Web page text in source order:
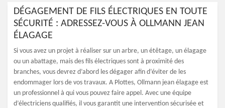
DÉGAGEMENT DE FILS ÉLECTRIQUES EN TOUTE
SÉCURITÉ : ADRESSEZ-VOUS À OLLMANN JEAN
ÉLAGAGE
Si vous avez un projet à réaliser sur un arbre, un étêtage, un élagage
ou un abattage, mais des fils électriques sont à proximité des
branches, vous devrez d’abord les dégager afin d’éviter de les
endommager lors de vos travaux. A Plottes, Ollmann jean élagage est
un professionnel à qui vous pouvez faire appel. Avec une équipe
d’électriciens qualifiés, il vous garantit une intervention sécurisée et